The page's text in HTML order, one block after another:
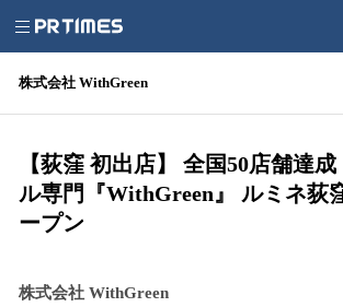
株式会社 WithGreen
【荻窪 初出店】 全国50店舗達
ル専門『WithGreen』 ルミネ荻
ープン
株式会社 WithGreen